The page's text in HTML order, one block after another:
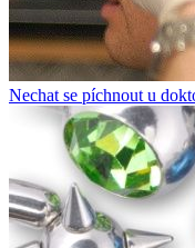
Nechat se píchnout u